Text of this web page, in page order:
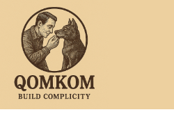
contenu